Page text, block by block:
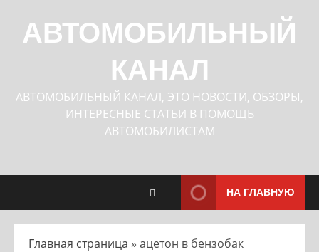
содержимому
АВТОМОБИЛЬНЫЙ
КАНАЛ
АВТОМОБИЛЬНЫЙ КАНАЛ, ЭТО НОВОСТИ, ОБЗОРЫ,
ИНТЕРЕСНЫЕ СТАТЬИ В ПОМОЩЬ
АВТОМОБИЛИСТАМ
НА ГЛАВНУЮ
Главная страница » ацетон в бензобак